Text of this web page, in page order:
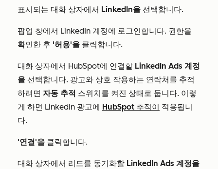
표시되는 대화 상자에서 LinkedIn을 선택합니다.
팝업 창에서 LinkedIn 계정에 로그인합니다. 권한을
확인한 후 '허용'을 클릭합니다.
대화 상자에서 HubSpot에 연결할 LinkedIn Ads 계정
을 선택합니다. 광고와 상호 작용하는 연락처를 추적
하려면 자동 추적 스위치를 켜진 상태로 둡니다. 이렇
게 하면 LinkedIn 광고에
HubSpot 추적이
적용됩니
다.
'연결'을 클릭합니다.
대화 상자에서 리드를 동기화할 LinkedIn Ads 계정을